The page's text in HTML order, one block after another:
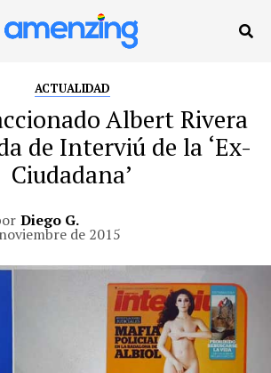
ACTUALIDAD
Albert Rivera
de Interviú de la ‘Ex-
Ciudadana’
Diego G.
de 2015